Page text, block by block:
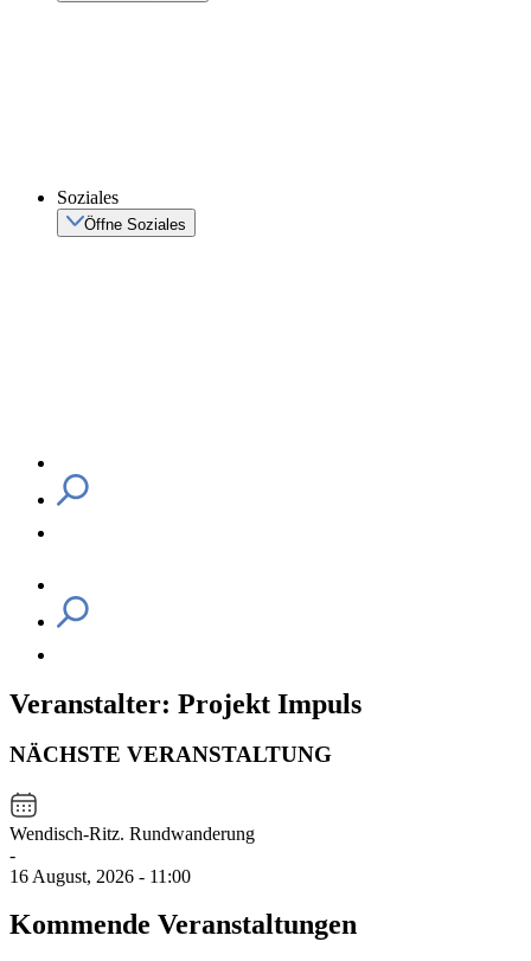
Soziales
Öffne Soziales
Veranstalter: Projekt Impuls
NÄCHSTE VERANSTALTUNG
Wendisch-Ritz. Rundwanderung
-
16 August, 2026 - 11:00
Kommende Veranstaltungen